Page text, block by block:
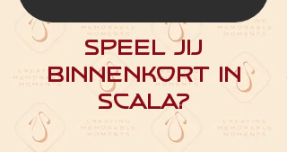
Speel jij
binnenkort in
Scala?